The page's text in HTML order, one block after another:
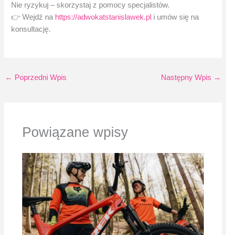
Nie ryzykuj – skorzystaj z pomocy specjalistów.
👉 Wejdź na https://adwokatstanislawek.pl i umów się na
konsultację.
← Poprzedni Wpis Następny Wpis →
Powiązane wpisy